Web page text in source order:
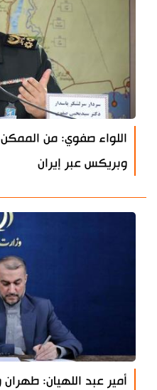
اللواء صفوي: من
وبريكس عبر إيران
أمير عبد اللهيان: